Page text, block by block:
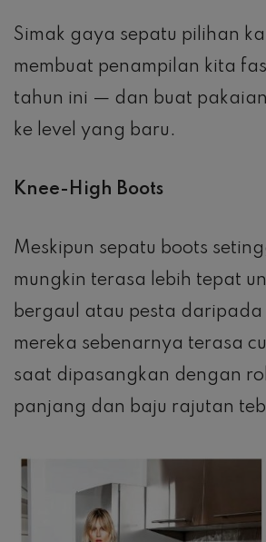
Simak gaya sepatu pilihan
membuat penampilan kita
tahun ini — dan buat
ke level yang baru.
Knee-High Boots
Meskipun sepatu boots
mungkin terasa lebih tepat
bergaul atau pesta daripada
mereka sebenarnya terasa
saat dipasangkan dengan
panjang dan baju rajutan